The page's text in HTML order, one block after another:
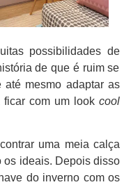
possibilidades de
de que é ruim se
mesmo adaptar as
ficar com um look cool
uma meia calça
os ideais. Depois disso
do inverno com os